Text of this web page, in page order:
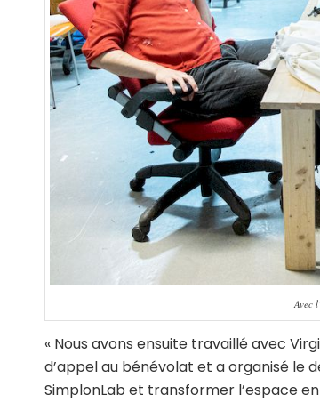
Avec
« Nous avons ensuite travaillé avec
d’appel au bénévolat et a organisé le
SimplonLab et transformer l’espace